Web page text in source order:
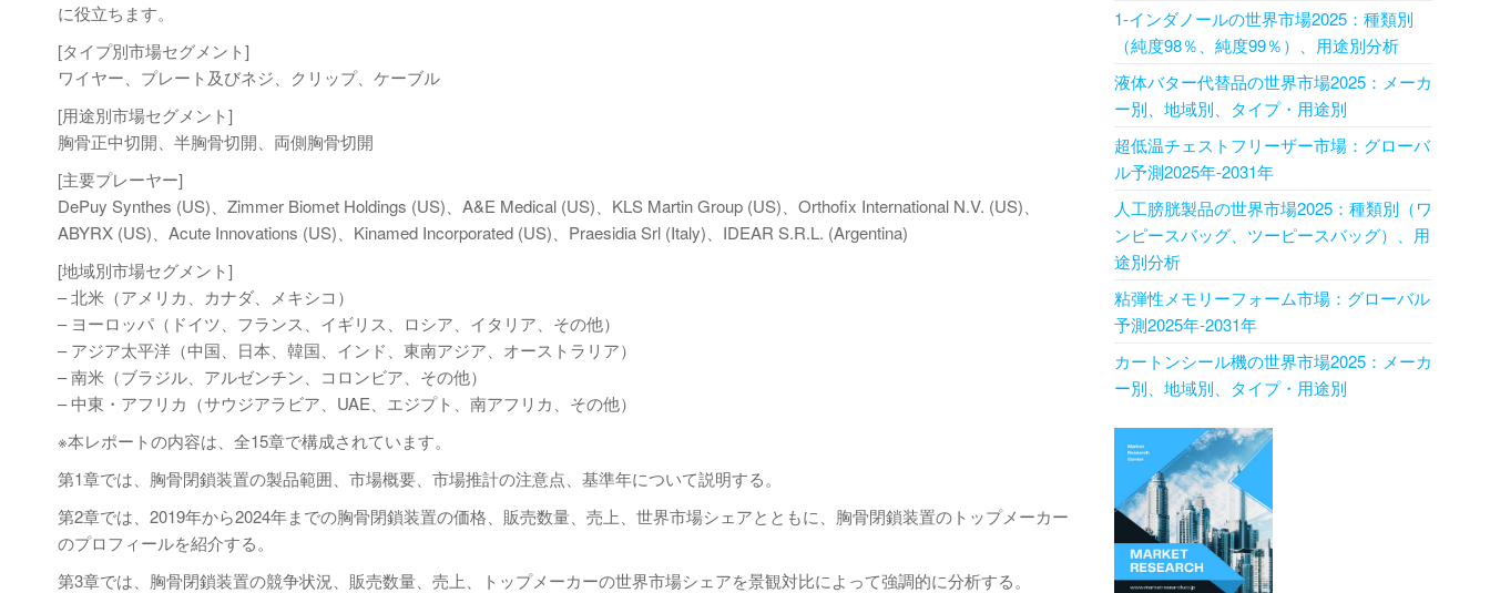
に役立ちます。
[タイプ別市場セグメント]
ワイヤー、プレート及びネジ、クリップ、ケーブル
[用途別市場セグメント]
胸骨正中切開、半胸骨切開、両側胸骨切開
[主要プレーヤー]
DePuy Synthes (US)、Zimmer Biomet Holdings (US)、A&E Medical (US)、KLS Martin Group (US)、Orthofix International N.V. (US)、
ABYRX (US)、Acute Innovations (US)、Kinamed Incorporated (US)、Praesidia Srl (Italy)、IDEAR S.R.L. (Argentina)
[地域別市場セグメント]
– 北米（アメリカ、カナダ、メキシコ）
– ヨーロッパ（ドイツ、フランス、イギリス、ロシア、イタリア、その他）
– アジア太平洋（中国、日本、韓国、インド、東南アジア、オーストラリア）
– 南米（ブラジル、アルゼンチン、コロンビア、その他）
– 中東・アフリカ（サウジアラビア、UAE、エジプト、南アフリカ、その他）
※本レポートの内容は、全15章で構成されています。
第1章では、胸骨閉鎖装置の製品範囲、市場概要、市場推計の注意点、基準年について説明する。
第2章では、2019年から2024年までの胸骨閉鎖装置の価格、販売数量、売上、世界市場シェアとともに、胸骨閉鎖装置のトップメーカー
のプロフィールを紹介する。
第3章では、胸骨閉鎖装置の競争状況、販売数量、売上、トップメーカーの世界市場シェアを景観対比によって強調的に分析する。
1-インダノールの世界市場2025：種類別
（純度98％、純度99％）、用途別分析
液体バター代替品の世界市場2025：メーカ
ー別、地域別、タイプ・用途別
超低温チェストフリーザー市場：グローバ
ル予測2025年-2031年
人工膀胱製品の世界市場2025：種類別（ワ
ンピースバッグ、ツーピースバッグ）、用
途別分析
粘弾性メモリーフォーム市場：グローバル
予測2025年-2031年
カートンシール機の世界市場2025：メーカ
ー別、地域別、タイプ・用途別